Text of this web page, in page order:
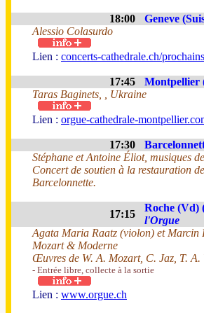
18:00 Geneve
Alessio Colasurdo
Lien : concerts-cathedrale.ch/
17:45 Montpellier
Taras Baginets, , Ukraine
Lien : orgue-cathedrale-
17:30
Stéphane et Antoine Éliot, musiques
Concert de soutien à la restauration
Barcelonnette.
17:15
Roche (Vd)
l'Orgue
Agata Maria Raatz (violon) et Marcin
Mozart & Moderne
Œuvres de W. A. Mozart, C. Jaz, T. A.
- Entrée libre, collecte à la sortie
Lien : www.orgue.ch